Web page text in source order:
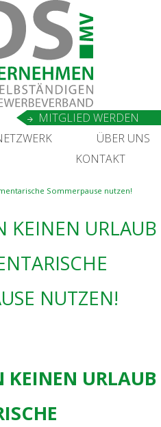
ÜBER UNS
KON­TAKT
MIT­GLIED WERDEN
Som­mer­pau­se nutzen!
KEI­NEN URLAUB
NUTZEN!
KEI­NEN URLAUB